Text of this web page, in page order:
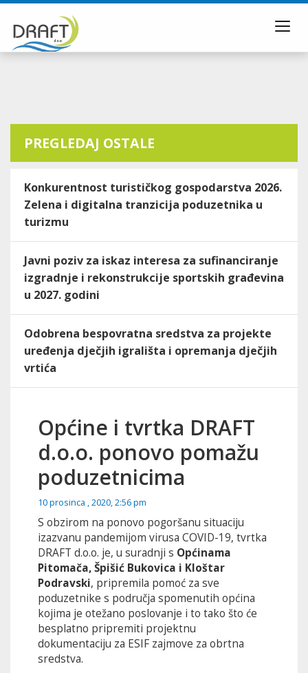
PREGLEDAJ OSTALE
Konkurentnost turističkog gospodarstva 2026.
Zelena i digitalna tranzicija poduzetnika u
turizmu
Javni poziv za iskaz interesa za sufinanciranje
izgradnje i rekonstrukcije sportskih građevina
u 2027. godini
Odobrena bespovratna sredstva za projekte
uređenja dječjih igrališta i opremanja dječjih
vrtića
Općine i tvrtka DRAFT
d.o.o. ponovo pomažu
poduzetnicima
10 prosinca , 2020, 2:56 pm
S obzirom na ponovo pogoršanu situaciju
izazvanu pandemijom virusa COVID-19, tvrtka
DRAFT d.o.o. je, u suradnji s Općinama
Pitomača, Špišić Bukovica i Kloštar
Podravski, pripremila pomoć za sve
poduzetnike s područja spomenutih općina
kojima je otežano poslovanje i to tako što će
besplatno pripremiti projektnu
dokumentaciju za ESIF zajmove za obrtna
sredstva.